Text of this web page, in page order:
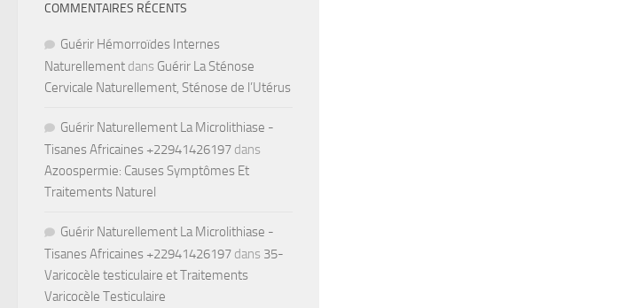
COMMENTAIRES RÉCENTS
Guérir Hémorroïdes Internes
Naturellement dans Guérir La Sténose
Cervicale Naturellement, Sténose de l’Utérus
Guérir Naturellement La Microlithiase -
Tisanes Africaines +22941426197 dans
Azoospermie: Causes Symptômes Et
Traitements Naturel
Guérir Naturellement La Microlithiase -
Tisanes Africaines +22941426197 dans 35-
Varicocèle testiculaire et Traitements
Varicocèle Testiculaire